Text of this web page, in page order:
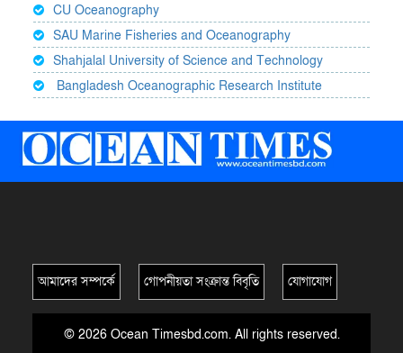
CU Oceanography
SAU Marine Fisheries and Oceanography
Shahjalal University of Science and Technology
Bangladesh Oceanographic Research Institute
আমাদের সম্পর্কে গোপনীয়তা সংক্রান্ত বিবৃতি যোগাযোগ
© 2026 Ocean Timesbd.com. All rights reserved.